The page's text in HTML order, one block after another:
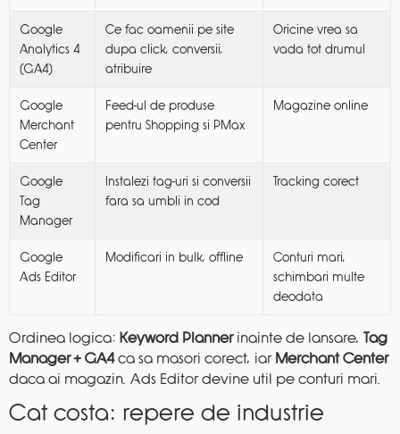
Google
Analytics 4
(GA4)
Ce fac oamenii pe site
dupa click, conversii,
atribuire
Oricine vrea sa
vada tot drumul
Google
Merchant
Center
Feed-ul de produse
pentru Shopping si PMax
Magazine online
Google
Tag
Manager
Instalezi tag-uri si conversii
fara sa umbli in cod
Tracking corect
Google
Ads Editor
Modificari in bulk, offline
Conturi mari,
schimbari multe
deodata
Ordinea logica: Keyword Plannerinainte de lansare, Tag
Manager + GA4ca sa masori corect, iar Merchant Center
daca ai magazin. Ads Editor devine util pe conturi mari.
Cat costa: repere de industrie